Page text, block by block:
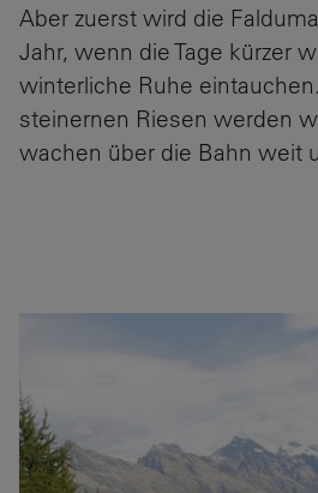
Aber zuerst wird die
Jahr, wenn die Tage kürzer
winterliche Ruhe
steinernen Riesen werden
wachen über die Bahn weit